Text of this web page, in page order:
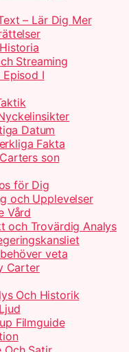
– Lär Dig Mer
Streaming
Episod I
Datum
Fakta
son
för Dig
och Upplevelser
Vård
och Trovärdig Analys
veta
Carter
Och Historik
Filmguide